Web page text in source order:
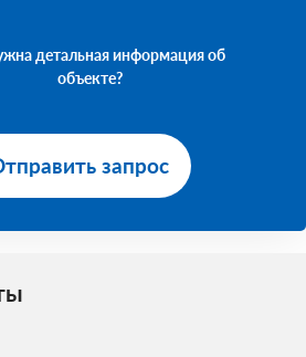
детальная информация об
объекте?
запрос